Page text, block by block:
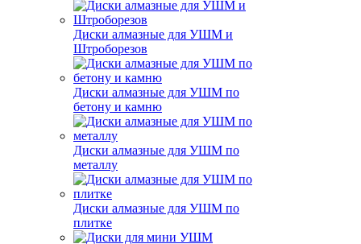
Диски алмазные для УШМ и
Штроборезов
Диски алмазные для УШМ по
бетону и камню
Диски алмазные для УШМ по
металлу
Диски алмазные для УШМ по
плитке